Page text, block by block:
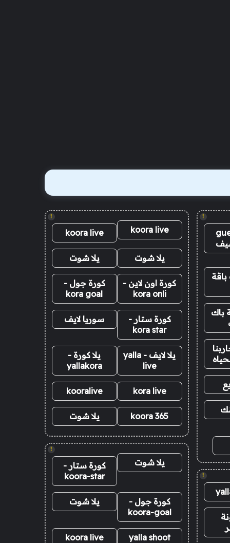
!
باك
!
!
koora live
koora live
يلا شوت يلا شوت
كورة اون لاين -
kora onli
كورة جول -
kora goal
كورة ستار -
kora star
سوريا لايف
يلا لايف - yalla
live
يلا كورة -
yallakora
kora live
kooralive
koora 365 يلا شوت
!
يلا شوت
كورة ستار -
koora-star
كورة جول -
koora-goal
يلا شوت
yalla shoot
koora live